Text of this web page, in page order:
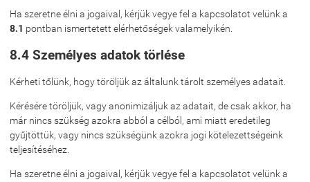
Ha szeretne élni a jogaival, kérjük vegye fel a kapcsolatot velünk a
8.1 pontban ismertetett elérhetőségek valamelyikén.
8.4 Személyes adatok törlése
Kérheti tőlünk, hogy töröljük az általunk tárolt személyes adatait.
Kérésére töröljük, vagy anonimizáljuk az adatait, de csak akkor, ha
már nincs szükség azokra abból a célból, ami miatt eredetileg
gyűjtöttük, vagy nincs szükségünk azokra jogi kötelezettségeink
teljesítéséhez.
Ha szeretne élni a jogaival, kérjük vegye fel a kapcsolatot velünk a